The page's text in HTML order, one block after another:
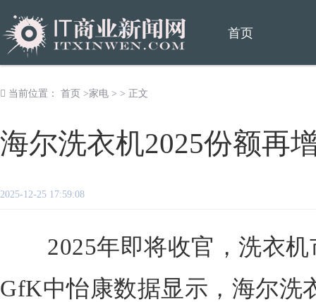
首页
当前位置： 首页 >家电 > > 正文
海尔洗衣机2025份额再
2025-12-25 17:59:08
2025年即将收官，洗衣机
GfK中怡康数据显示，海尔洗